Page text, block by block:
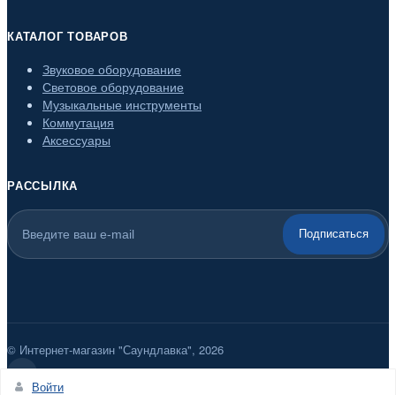
КАТАЛОГ ТОВАРОВ
Звуковое оборудование
Световое оборудование
Музыкальные инструменты
Коммутация
Аксессуары
РАССЫЛКА
Подписаться
© Интернет-магазин "Саундлавка", 2026
Войти